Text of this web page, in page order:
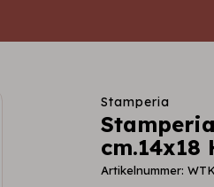
Stamperia
cm.14x18
Artikelnummer: